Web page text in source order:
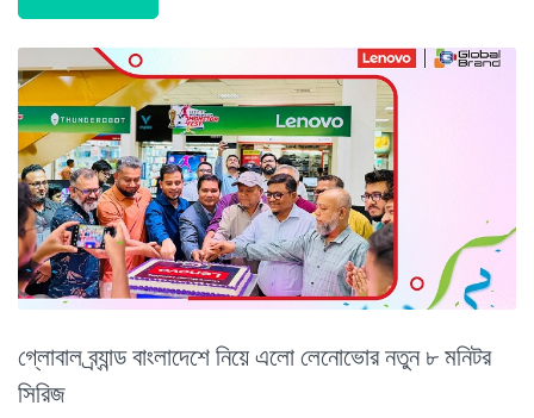
গ্লোবাল ব্র্যান্ড বাংলাদেশে নিয়ে এলো লেনোভোর নতুন ৮ মনিটর
সিরিজ